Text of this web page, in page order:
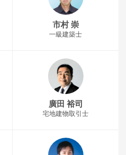
市村 崇
一級建築士
廣田 裕司
宅地建物取引士